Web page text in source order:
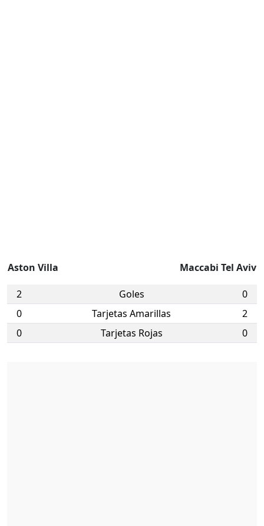
Aston Villa Maccabi Tel Aviv
2 Goles
0
0
Tarjetas Amarillas
2
0
Tarjetas Rojas 0